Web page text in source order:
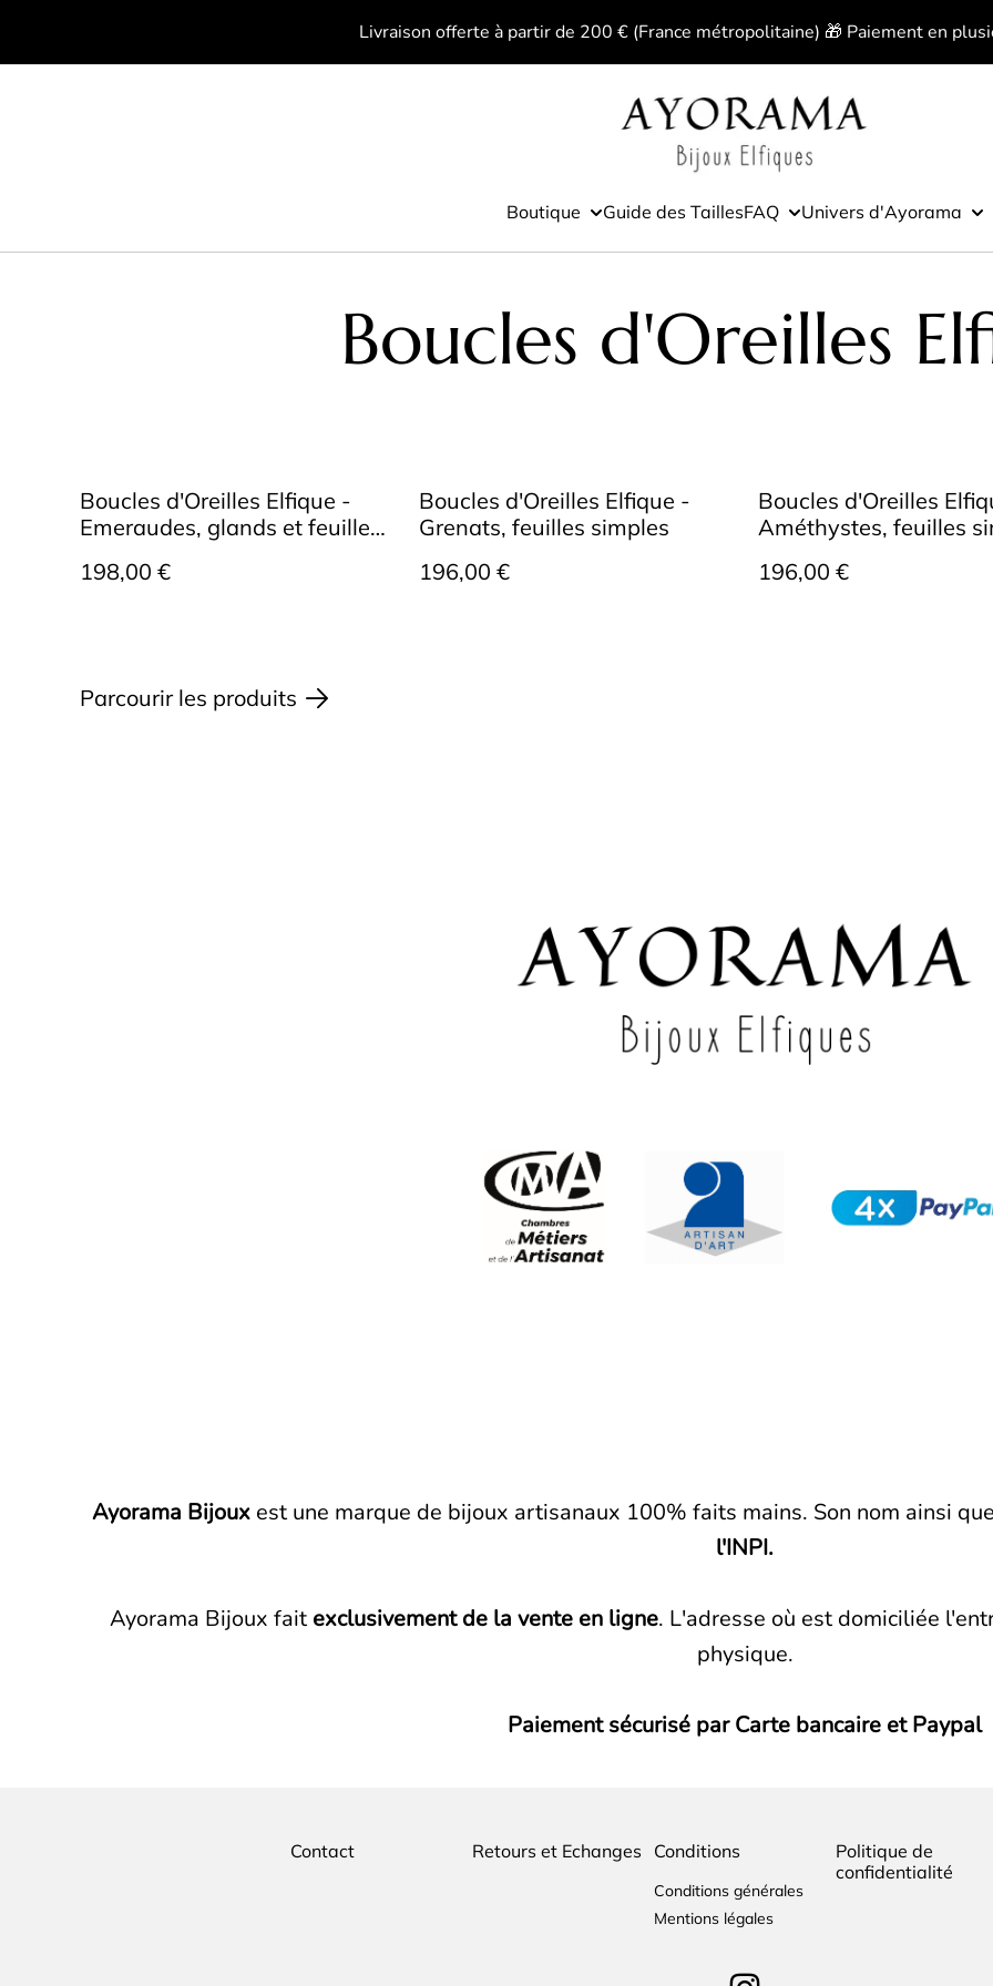
Livraison offerte à partir de 200 € (France métropolitaine) 🎁 Paiement en
Boutique Guide des TaillesFAQ Univers d'Ayorama
Boucles d'Oreilles
Boucles d'Oreilles Elfique -
Emeraudes, glands et feuilles
198,00 €
Boucles d'Oreilles Elfique -
Grenats, feuilles simples
196,00 €
Boucles d'Oreilles
Améthystes, feuilles
196,00 €
Parcourir les produits
Ayorama Bijouxest une marque de bijoux artisanaux 100% faits mains. Son nom ainsi
l'INPI.
Ayorama Bijoux fait exclusivement de la vente en ligne. L'adresse où est domiciliée
physique.
Paiement sécurisé par Carte bancaire et Paypal
Contact Retours et Echanges Conditions
Conditions générales
Mentions légales
Politique de
confidentialité